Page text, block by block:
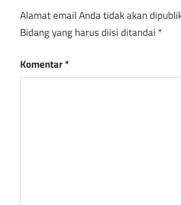
Alamat email Anda tidak akan
Bidang yang harus diisi ditandai *
Komentar*